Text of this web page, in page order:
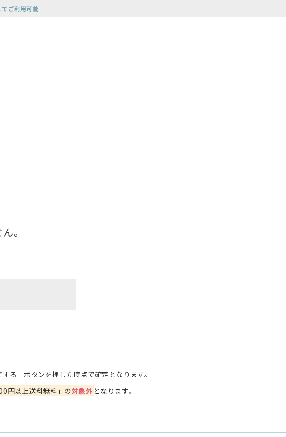
ご利用可能
。
る」ボタンを押した時点で確定となります。
円以上送料無料」の対象外 となります。